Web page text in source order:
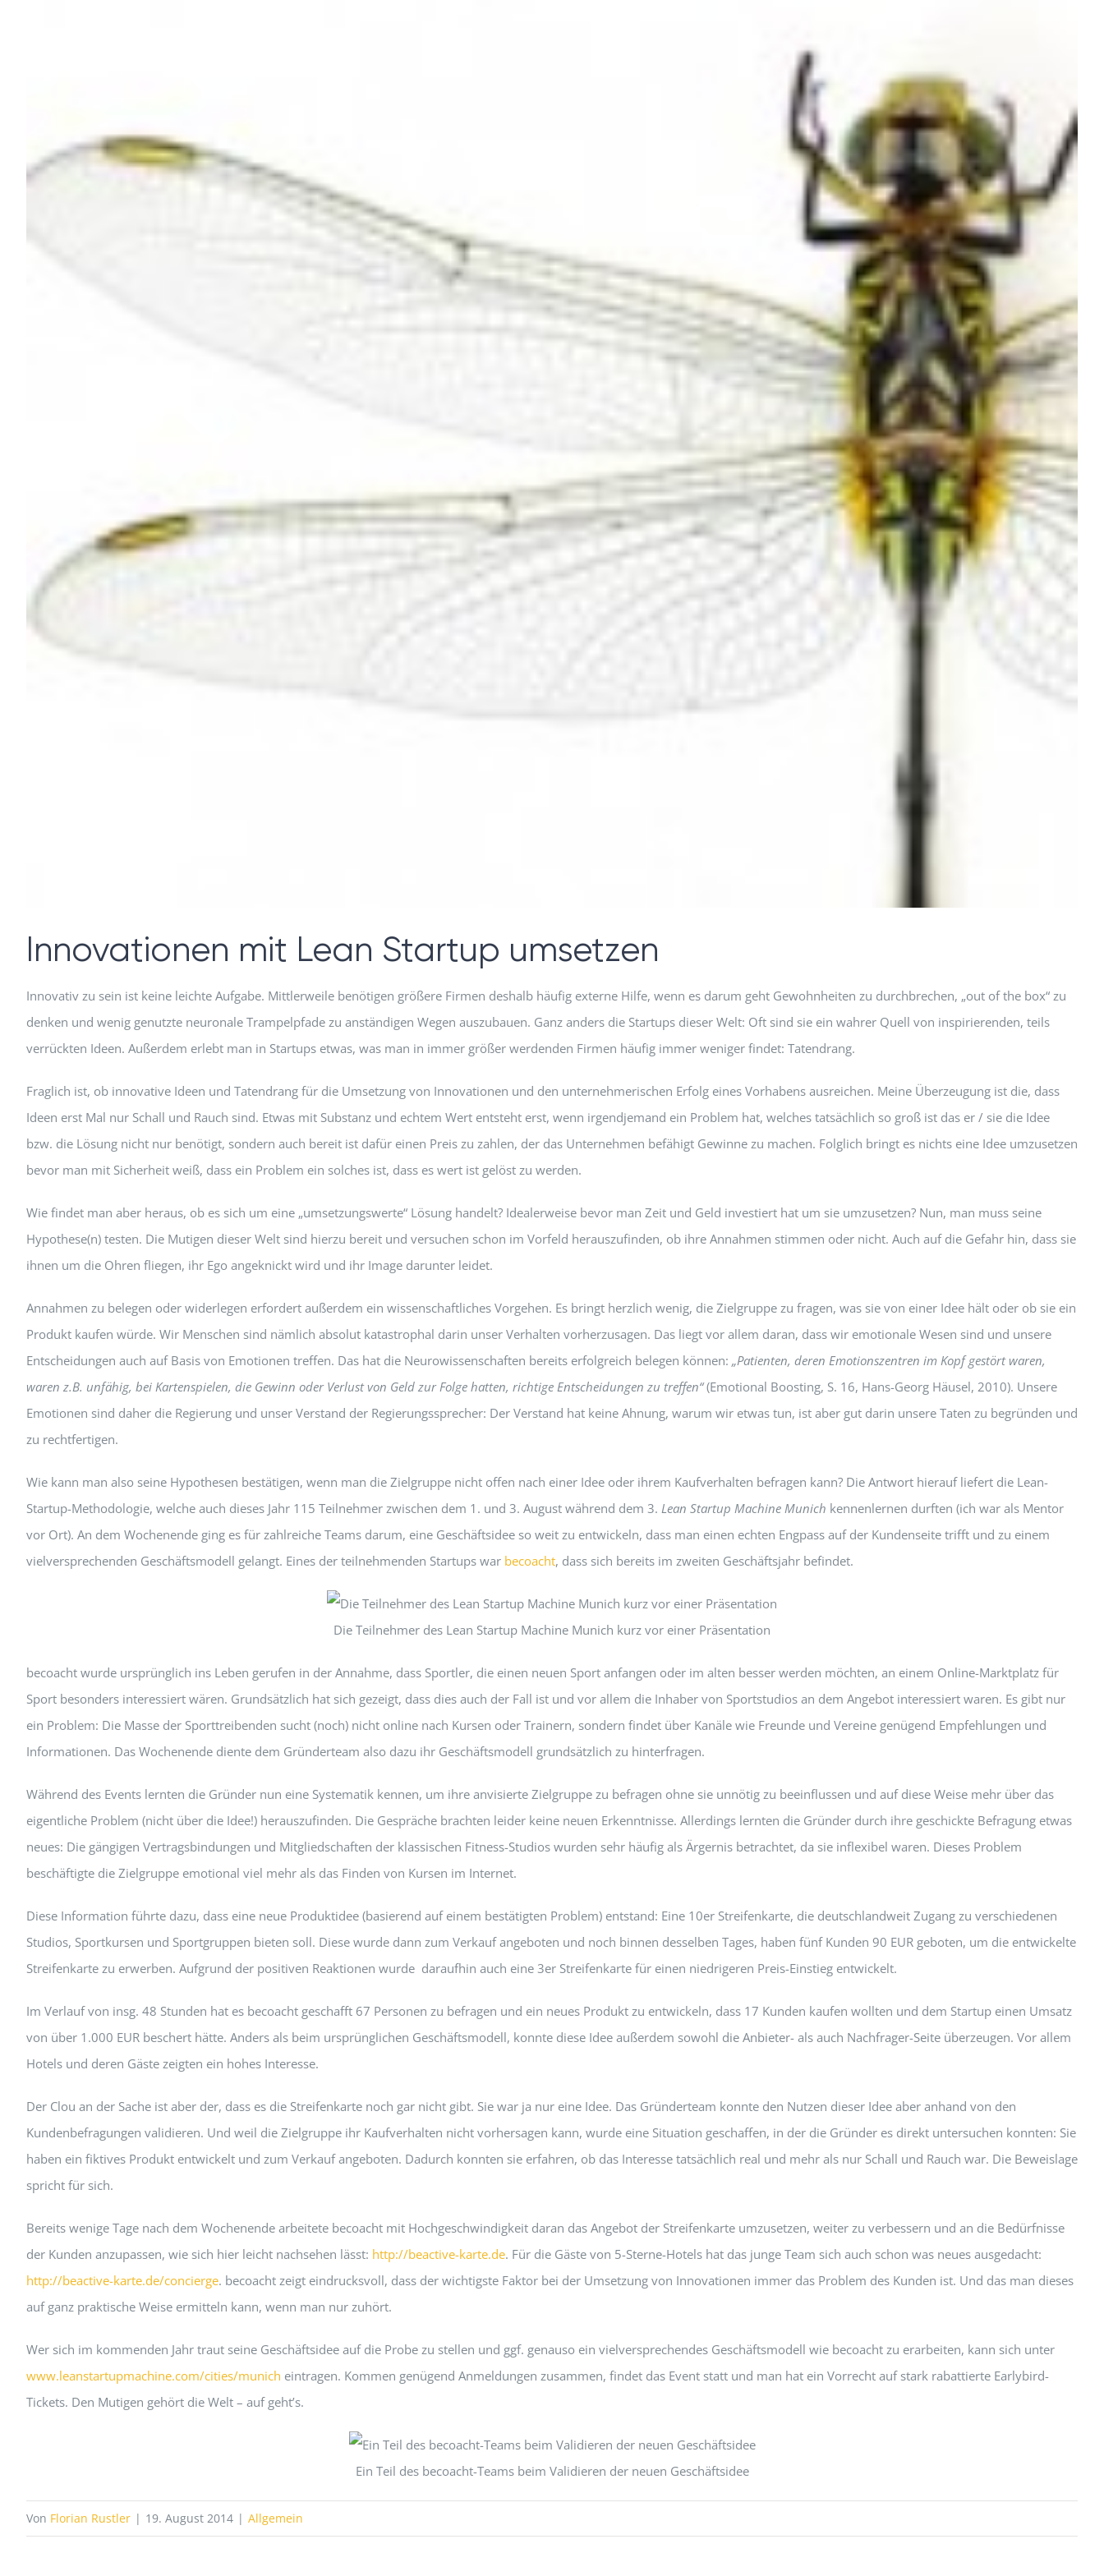
Innovationen mit Lean Startup umsetzen
Innovativ zu sein ist keine leichte Aufgabe. Mittlerweile benötigen größere Firmen deshalb häufig externe Hilfe, wenn es darum geht Gewohnheiten zu durchbrechen, „out of the box“ zu
denken und wenig genutzte neuronale Trampelpfade zu anständigen Wegen auszubauen. Ganz anders die Startups dieser Welt: Oft sind sie ein wahrer Quell von inspirierenden, teils
verrückten Ideen. Außerdem erlebt man in Startups etwas, was man in immer größer werdenden Firmen häufig immer weniger findet: Tatendrang.
Fraglich ist, ob innovative Ideen und Tatendrang für die Umsetzung von Innovationen und den unternehmerischen Erfolg eines Vorhabens ausreichen. Meine Überzeugung ist die, dass
Ideen erst Mal nur Schall und Rauch sind. Etwas mit Substanz und echtem Wert entsteht erst, wenn irgendjemand ein Problem hat, welches tatsächlich so groß ist das er / sie die Idee
bzw. die Lösung nicht nur benötigt, sondern auch bereit ist dafür einen Preis zu zahlen, der das Unternehmen befähigt Gewinne zu machen. Folglich bringt es nichts eine Idee umzusetzen
bevor man mit Sicherheit weiß, dass ein Problem ein solches ist, dass es wert ist gelöst zu werden.
Wie findet man aber heraus, ob es sich um eine „umsetzungswerte“ Lösung handelt? Idealerweise bevor man Zeit und Geld investiert hat um sie umzusetzen? Nun, man muss seine
Hypothese(n) testen. Die Mutigen dieser Welt sind hierzu bereit und versuchen schon im Vorfeld herauszufinden, ob ihre Annahmen stimmen oder nicht. Auch auf die Gefahr hin, dass sie
ihnen um die Ohren fliegen, ihr Ego angeknickt wird und ihr Image darunter leidet.
Annahmen zu belegen oder widerlegen erfordert außerdem ein wissenschaftliches Vorgehen. Es bringt herzlich wenig, die Zielgruppe zu fragen, was sie von einer Idee hält oder ob sie ein
Produkt kaufen würde. Wir Menschen sind nämlich absolut katastrophal darin unser Verhalten vorherzusagen. Das liegt vor allem daran, dass wir emotionale Wesen sind und unsere
Entscheidungen auch auf Basis von Emotionen treffen. Das hat die Neurowissenschaften bereits erfolgreich belegen können: „Patienten, deren Emotionszentren im Kopf gestört waren,
waren z.B. unfähig, bei Kartenspielen, die Gewinn oder Verlust von Geld zur Folge hatten, richtige Entscheidungen zu treffen“(Emotional Boosting, S. 16, Hans-Georg Häusel, 2010). Unsere
Emotionen sind daher die Regierung und unser Verstand der Regierungssprecher: Der Verstand hat keine Ahnung, warum wir etwas tun, ist aber gut darin unsere Taten zu begründen und
zu rechtfertigen.
Wie kann man also seine Hypothesen bestätigen, wenn man die Zielgruppe nicht offen nach einer Idee oder ihrem Kaufverhalten befragen kann? Die Antwort hierauf liefert die Lean-
Startup-Methodologie, welche auch dieses Jahr 115 Teilnehmer zwischen dem 1. und 3. August während dem 3. Lean Startup Machine Munich kennenlernen durften (ich war als Mentor
vor Ort). An dem Wochenende ging es für zahlreiche Teams darum, eine Geschäftsidee so weit zu entwickeln, dass man einen echten Engpass auf der Kundenseite trifft und zu einem
vielversprechenden Geschäftsmodell gelangt. Eines der teilnehmenden Startups war becoacht, dass sich bereits im zweiten Geschäftsjahr befindet.
Die Teilnehmer des Lean Startup Machine Munich kurz vor einer Präsentation
becoacht wurde ursprünglich ins Leben gerufen in der Annahme, dass Sportler, die einen neuen Sport anfangen oder im alten besser werden möchten, an einem Online-Marktplatz für
Sport besonders interessiert wären. Grundsätzlich hat sich gezeigt, dass dies auch der Fall ist und vor allem die Inhaber von Sportstudios an dem Angebot interessiert waren. Es gibt nur
ein Problem: Die Masse der Sporttreibenden sucht (noch) nicht online nach Kursen oder Trainern, sondern findet über Kanäle wie Freunde und Vereine genügend Empfehlungen und
Informationen. Das Wochenende diente dem Gründerteam also dazu ihr Geschäftsmodell grundsätzlich zu hinterfragen.
Während des Events lernten die Gründer nun eine Systematik kennen, um ihre anvisierte Zielgruppe zu befragen ohne sie unnötig zu beeinflussen und auf diese Weise mehr über das
eigentliche Problem (nicht über die Idee!) herauszufinden. Die Gespräche brachten leider keine neuen Erkenntnisse. Allerdings lernten die Gründer durch ihre geschickte Befragung etwas
neues: Die gängigen Vertragsbindungen und Mitgliedschaften der klassischen Fitness-Studios wurden sehr häufig als Ärgernis betrachtet, da sie inflexibel waren. Dieses Problem
beschäftigte die Zielgruppe emotional viel mehr als das Finden von Kursen im Internet.
Diese Information führte dazu, dass eine neue Produktidee (basierend auf einem bestätigten Problem) entstand: Eine 10er Streifenkarte, die deutschlandweit Zugang zu verschiedenen
Studios, Sportkursen und Sportgruppen bieten soll. Diese wurde dann zum Verkauf angeboten und noch binnen desselben Tages, haben fünf Kunden 90 EUR geboten, um die entwickelte
Streifenkarte zu erwerben. Aufgrund der positiven Reaktionen wurde daraufhin auch eine 3er Streifenkarte für einen niedrigeren Preis-Einstieg entwickelt.
Im Verlauf von insg. 48 Stunden hat es becoacht geschafft 67 Personen zu befragen und ein neues Produkt zu entwickeln, dass 17 Kunden kaufen wollten und dem Startup einen Umsatz
von über 1.000 EUR beschert hätte. Anders als beim ursprünglichen Geschäftsmodell, konnte diese Idee außerdem sowohl die Anbieter- als auch Nachfrager-Seite überzeugen. Vor allem
Hotels und deren Gäste zeigten ein hohes Interesse.
Der Clou an der Sache ist aber der, dass es die Streifenkarte noch gar nicht gibt. Sie war ja nur eine Idee. Das Gründerteam konnte den Nutzen dieser Idee aber anhand von den
Kundenbefragungen validieren. Und weil die Zielgruppe ihr Kaufverhalten nicht vorhersagen kann, wurde eine Situation geschaffen, in der die Gründer es direkt untersuchen konnten: Sie
haben ein fiktives Produkt entwickelt und zum Verkauf angeboten. Dadurch konnten sie erfahren, ob das Interesse tatsächlich real und mehr als nur Schall und Rauch war. Die Beweislage
spricht für sich.
Bereits wenige Tage nach dem Wochenende arbeitete becoacht mit Hochgeschwindigkeit daran das Angebot der Streifenkarte umzusetzen, weiter zu verbessern und an die Bedürfnisse
der Kunden anzupassen, wie sich hier leicht nachsehen lässt: http://beactive-karte.de. Für die Gäste von 5-Sterne-Hotels hat das junge Team sich auch schon was neues ausgedacht:
http://beactive-karte.de/concierge. becoacht zeigt eindrucksvoll, dass der wichtigste Faktor bei der Umsetzung von Innovationen immer das Problem des Kunden ist. Und das man dieses
auf ganz praktische Weise ermitteln kann, wenn man nur zuhört.
Wer sich im kommenden Jahr traut seine Geschäftsidee auf die Probe zu stellen und ggf. genauso ein vielversprechendes Geschäftsmodell wie becoacht zu erarbeiten, kann sich unter
www.leanstartupmachine.com/cities/munich eintragen. Kommen genügend Anmeldungen zusammen, findet das Event statt und man hat ein Vorrecht auf stark rabattierte Earlybird-
Tickets. Den Mutigen gehört die Welt – auf geht’s.
Ein Teil des becoacht-Teams beim Validieren der neuen Geschäftsidee
Von Florian Rustler | 19. August 2014 | Allgemein